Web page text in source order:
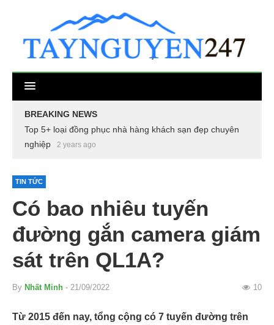
BREAKING NEWS
Top 5+ loại đồng phục nhà hàng khách sạn đẹp chuyên
nghiệp
2 years ago
TIN TỨC
Có bao nhiêu tuyến
đường gắn camera giám
sát trên QL1A?
By Nhất Minh - 21/09/2022 10
Từ 2015 đến nay, tổng cộng có 7 tuyến đường trên